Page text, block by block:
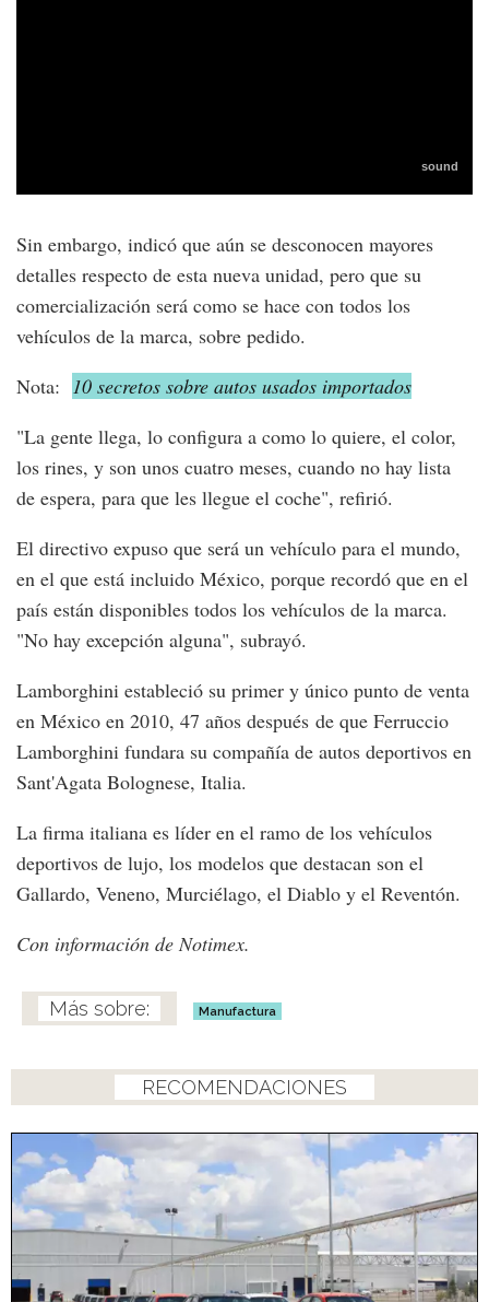
Sin embargo, indicó que aún se desconocen mayores
detalles respecto de esta nueva unidad, pero que su
comercialización será como se hace con todos los
vehículos de la marca, sobre pedido.
Nota:
10 secretos sobre autos usados importados
"La gente llega, lo configura a como lo quiere, el color,
los rines, y son unos cuatro meses, cuando no hay lista
de espera, para que les llegue el coche", refirió.
El directivo expuso que será un vehículo para el mundo,
en el que está incluido México, porque recordó que en el
país están disponibles todos los vehículos de la marca.
"No hay excepción alguna", subrayó.
Lamborghini estableció su primer y único punto de venta
en México en 2010, 47 años después de que Ferruccio
Lamborghini fundara su compañía de autos deportivos en
Sant'Agata Bolognese, Italia.
La firma italiana es líder en el ramo de los vehículos
deportivos de lujo, los modelos que destacan son el
Gallardo, Veneno, Murciélago, el Diablo y el Reventón.
Con información de Notimex.
Manufactura
RECOMENDACIONES